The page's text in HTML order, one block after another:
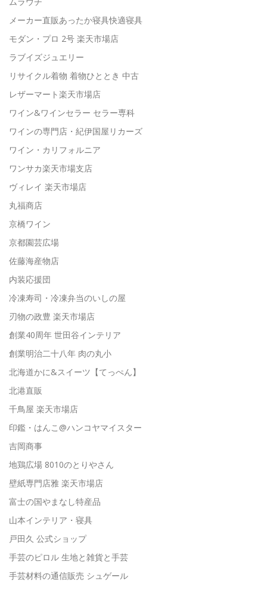
メーカー直販あったか寝具快適寝具
モダン・プロ 2号 楽天市場店
ラブイズジュエリー
リサイクル着物 着物ひととき 中古
レザーマート楽天市場店
ワイン&ワインセラー セラー専科
ワインの専門店・紀伊国屋リカーズ
ワイン・カリフォルニア
ワンサカ楽天市場支店
ヴィレイ 楽天市場店
丸福商店
京橋ワイン
京都園芸広場
佐藤海産物店
内装応援団
冷凍寿司・冷凍弁当のいしの屋
刃物の政豊 楽天市場店
創業40周年 世田谷インテリア
創業明治二十八年 肉の丸小
北海道かに&スイーツ【てっぺん】
北港直販
千鳥屋 楽天市場店
印鑑・はんこ@ハンコヤマイスター
吉岡商事
地鶏広場 8010のとりやさん
壁紙専門店雅 楽天市場店
富士の国やまなし特産品
山本インテリア・寝具
戸田久 公式ショップ
手芸のピロル 生地と雑貨と手芸
手芸材料の通信販売 シュゲール